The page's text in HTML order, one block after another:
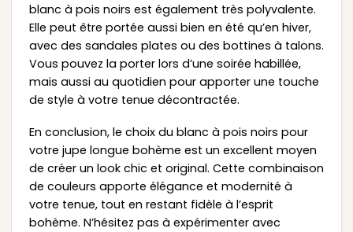
blanc à pois noirs est également très polyvalente.
Elle peut être portée aussi bien en été qu’en hiver,
avec des sandales plates ou des bottines à talons.
Vous pouvez la porter lors d’une soirée habillée,
mais aussi au quotidien pour apporter une touche
de style à votre tenue décontractée.
En conclusion, le choix du blanc à pois noirs pour
votre jupe longue bohème est un excellent moyen
de créer un look chic et original. Cette combinaison
de couleurs apporte élégance et modernité à
votre tenue, tout en restant fidèle à l’esprit
bohème. N’hésitez pas à expérimenter avec